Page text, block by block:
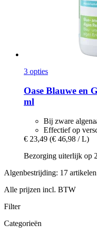
3 opties
Oase Blauwe en
ml
Bij zware
Effectief op
€ 23,49 (€ 46,98 / L)
Bezorging uiterlijk op
Algenbestrijding: 17 artikelen
Alle prijzen incl. BTW
Filter
Categorieën